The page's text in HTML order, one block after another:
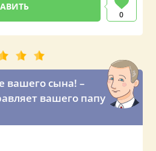
0
вашего сына! –
вашего папу